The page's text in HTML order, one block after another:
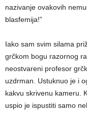
nazivanje ovakovih
blasfemija!”
Iako sam svim silama
grčkom bogu razornog
neostvareni profesor
uzdrman. Ustuknuo je i
kakvu skrivenu kameru.
uspio je ispustiti samo